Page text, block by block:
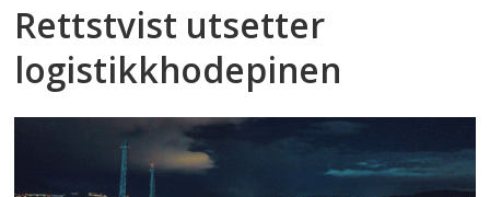
Rettstvist utsetter
logistikkhodepinen